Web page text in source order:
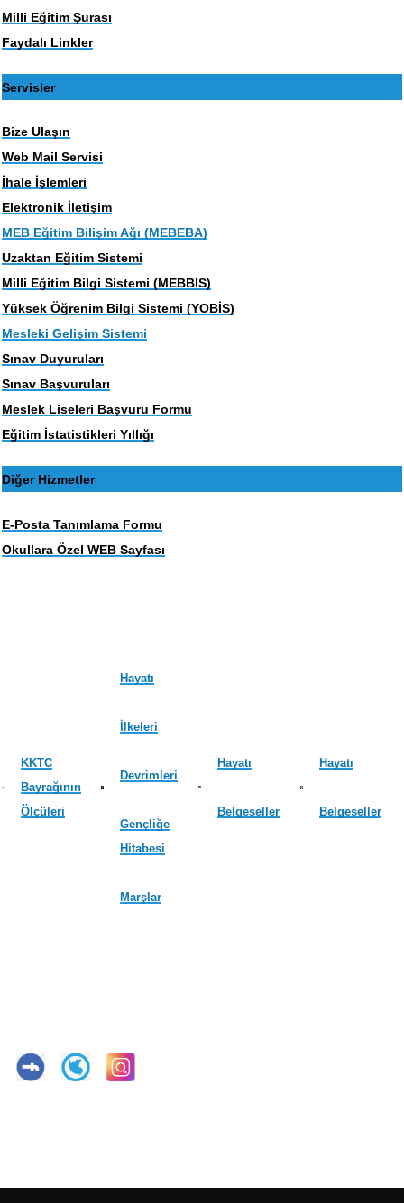
Milli Eğitim Şurası
Faydalı Linkler
Servisler
Bize Ulaşın
Web Mail Servisi
İhale İşlemleri
Elektronik İletişim
MEB Eğitim Bilişim Ağı (MEBEBA)
Uzaktan Eğitim Sistemi
Milli Eğitim Bilgi Sistemi (MEBBIS)
Yüksek Öğrenim Bilgi Sistemi (YOBİS)
Mesleki Gelişim Sistemi
Sınav Duyuruları
Sınav Başvuruları
Meslek Liseleri Başvuru Formu
Eğitim İstatistikleri Yıllığı
Diğer Hizmetler
E-Posta Tanımlama Formu
Okullara Özel WEB Sayfası
KKTC
Bayrağının
Ölçüleri
Hayatı
İlkeleri
Devrimleri
Gençliğe
Hitabesi
Marşlar
Hayatı
Belgeseller
Hayatı
Belgeseller